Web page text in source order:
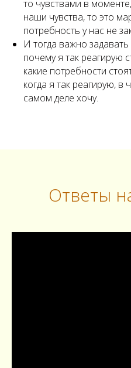
то чувствами в
наши чувства, то это
потребность у нас не
И тогда важно
почему я так реагирую
какие потребности
когда я так реагирую,
самом деле хочу.
Ответы